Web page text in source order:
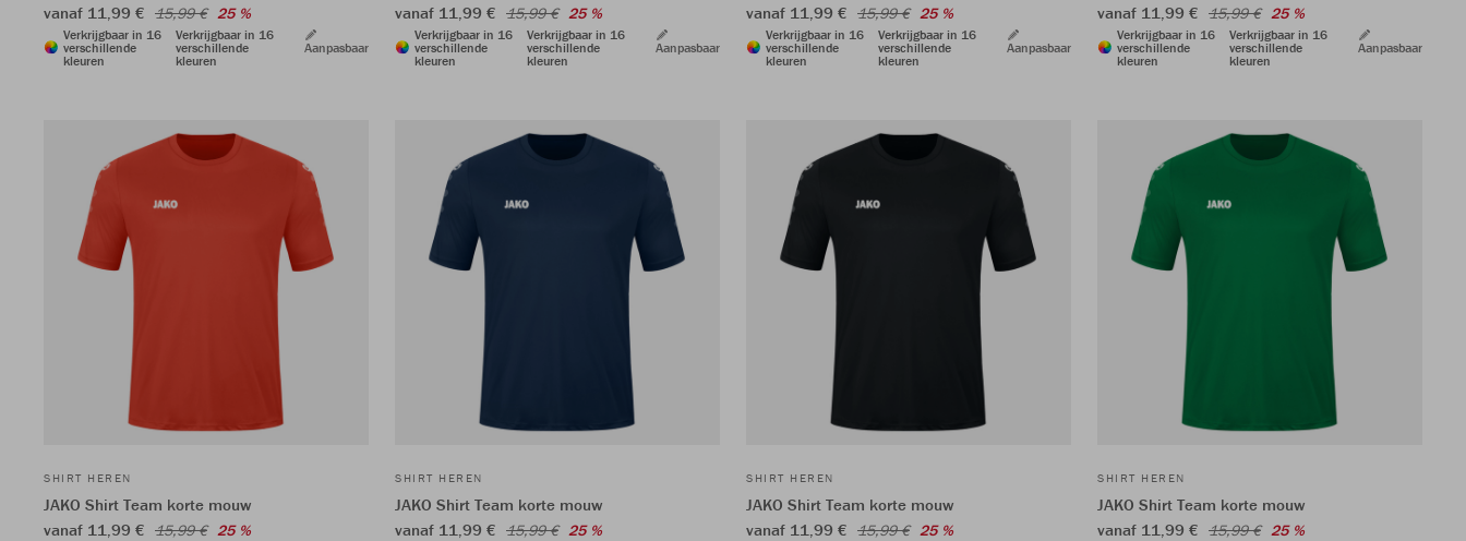
vanaf 11,99 € 15,99 € 25 %
Verkrijgbaar in 16
verschillende
kleuren
Verkrijgbaar in 16
verschillende
kleuren
Aanpasbaar
vanaf 11,99 € 15,99 € 25 %
Verkrijgbaar in 16
verschillende
kleuren
Verkrijgbaar in 16
verschillende
kleuren
Aanpasbaar
vanaf 11,99 € 15,99 € 25 %
Verkrijgbaar in 16
verschillende
kleuren
Verkrijgbaar in 16
verschillende
kleuren
Aanpasbaar
vanaf 11,99 € 15,99 € 25 %
Verkrijgbaar in 16
verschillende
kleuren
Verkrijgbaar in 16
verschillende
kleuren
Aanpasbaar
SHIRT HEREN
JAKO Shirt Team korte mouw
vanaf 11,99 € 15,99 € 25 %
SHIRT HEREN
JAKO Shirt Team korte mouw
vanaf 11,99 € 15,99 € 25 %
SHIRT HEREN
JAKO Shirt Team korte mouw
vanaf 11,99 € 15,99 € 25 %
SHIRT HEREN
JAKO Shirt Team korte mouw
vanaf 11,99 € 15,99 € 25 %